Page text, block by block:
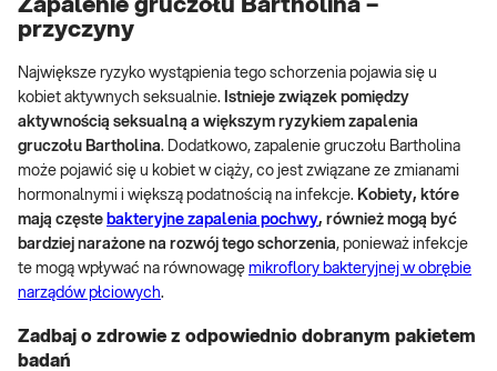
Zapalenie gruczołu Bartholina –
przyczyny
Największe ryzyko wystąpienia tego schorzenia pojawia się u
kobiet aktywnych seksualnie. Istnieje związek pomiędzy
aktywnością seksualną a większym ryzykiem zapalenia
gruczołu Bartholina. Dodatkowo, zapalenie gruczołu Bartholina
może pojawić się u kobiet w ciąży, co jest związane ze zmianami
hormonalnymi i większą podatnością na infekcje. Kobiety, które
mają częste bakteryjne zapalenia pochwy, również mogą być
bardziej narażone na rozwój tego schorzenia, ponieważ infekcje
te mogą wpływać na równowagę mikroflory bakteryjnej w obrębie
narządów płciowych.
Zadbaj o zdrowie z odpowiednio dobranym pakietem
badań